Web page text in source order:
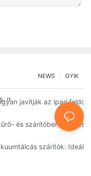
GYIK
NEWS
más szárítási módszerek:
javítják az ipari
alakítják a jövőt
és
a vegyiparban és az
szárítók: